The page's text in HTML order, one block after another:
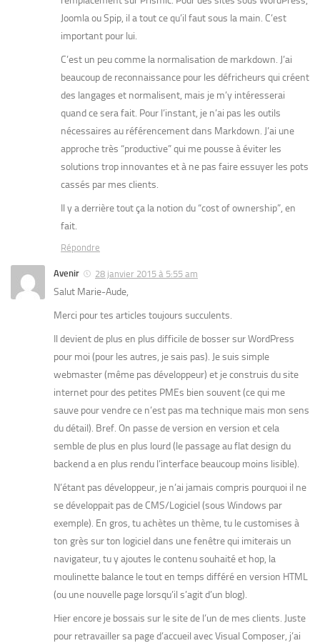
Joomla ou Spip, il a tout ce qu’il faut sous la main. C’est
important pour lui.
C’est un peu comme la normalisation de markdown. J’ai
beaucoup de reconnaissance pour les défricheurs qui créent
des langages et normalisent, mais je m’y intéresserai
quand ce sera fait. Pour l’instant, je n’ai pas les outils
nécessaires au référencement dans Markdown. J’ai une
approche très “productive” qui me pousse à éviter les
solutions trop innovantes et à ne pas faire essuyer les pots
cassés par mes clients.
Il y a derrière tout ça la notion du “cost of ownership”, en
fait.
Répondre
Avenir 28 janvier 2015 à 5:55 am
Salut Marie-Aude,
Merci pour tes articles toujours succulents.
Il devient de plus en plus difficile de bosser sur WordPress
pour moi (pour les autres, je sais pas). Je suis simple
webmaster (même pas développeur) et je construis du site
internet pour des petites PMEs bien souvent (ce qui me
sauve pour vendre ce n’est pas ma technique mais mon sens
du détail). Bref. On passe de version en version et cela
semble de plus en plus lourd (le passage au flat design du
backend a en plus rendu l’interface beaucoup moins lisible).
N’étant pas développeur, je n’ai jamais compris pourquoi il ne
se développait pas de CMS/Logiciel (sous Windows par
exemple). En gros, tu achètes un thème, tu le customises à
ton grès sur ton logiciel dans une fenêtre qui imiterais un
navigateur, tu y ajoutes le contenu souhaité et hop, la
moulinette balance le tout en temps différé en version HTML
(ou une nouvelle page lorsqu’il s’agit d’un blog).
Hier encore je bossais sur le site de l’un de mes clients. Juste
pour retravailler sa page d’accueil avec Visual Composer, j’ai